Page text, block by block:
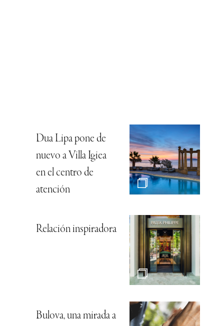
Dua Lipa pone de
nuevo a Villa Igiea
en el centro de
atención
Relación inspiradora
Bulova, una mirada a